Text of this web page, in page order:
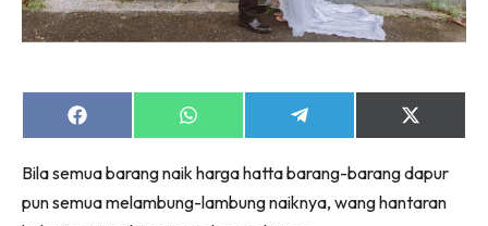
Share
on
Share
on
Share
on
Share
on
(Twitter)
Bila semua barang naik harga hatta barang-barang dapur
pun semua melambung-lambung naiknya, wang hantaran